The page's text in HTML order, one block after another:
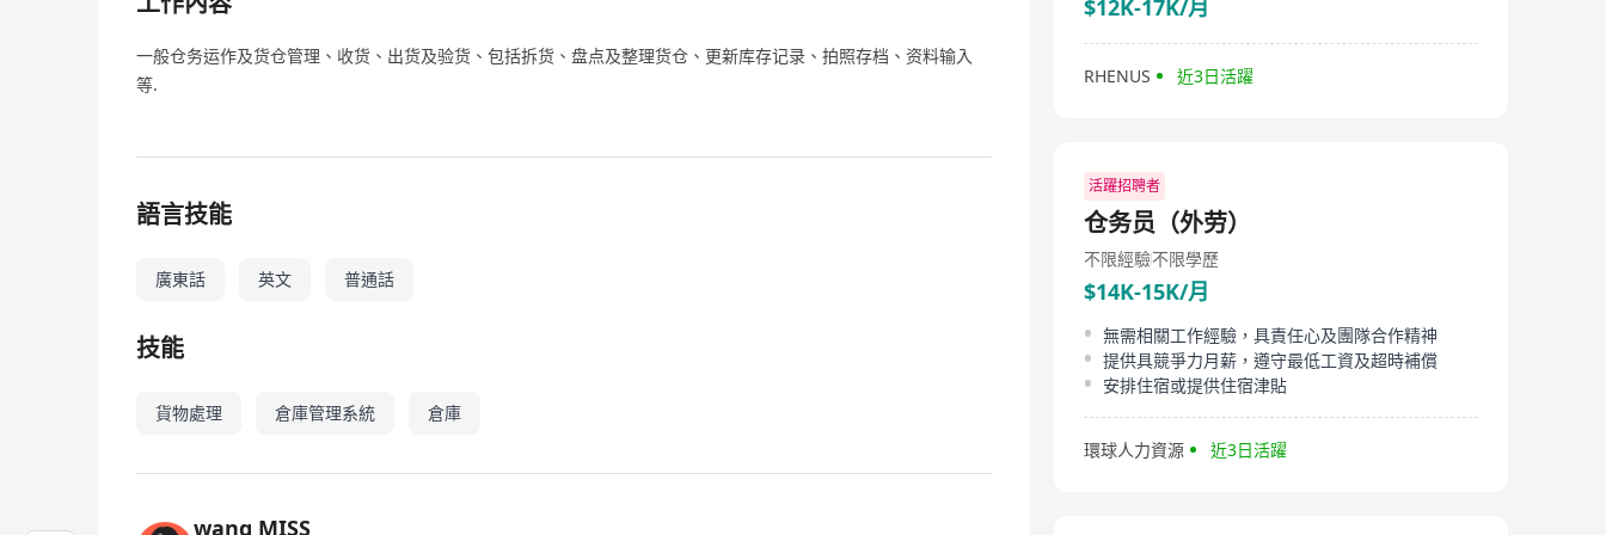
一般仓务运作及货仓管理、收货、出货及验货、包括拆货、盘点及整理货仓、更新库存记录、拍照存档、资料输入
等.
語言技能
廣東話 英文 普通話
技能
貨物處理 倉庫管理系統 倉庫
wang MISS
$12K-17K/月
RHENUS 近3日活躍
活躍招聘者
仓务员（外劳）
不限經驗不限學歷
$14K-15K/月
無需相關工作經驗，具責任心及團隊合作精神
提供具競爭力月薪，遵守最低工資及超時補償
安排住宿或提供住宿津貼
環球人力資源 近3日活躍